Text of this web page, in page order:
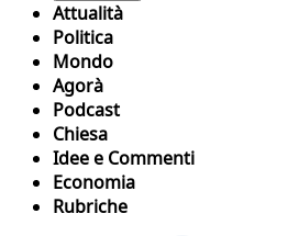
Attualità
Politica
Mondo
Agorà
Podcast
Chiesa
Idee e Commenti
Economia
Rubriche